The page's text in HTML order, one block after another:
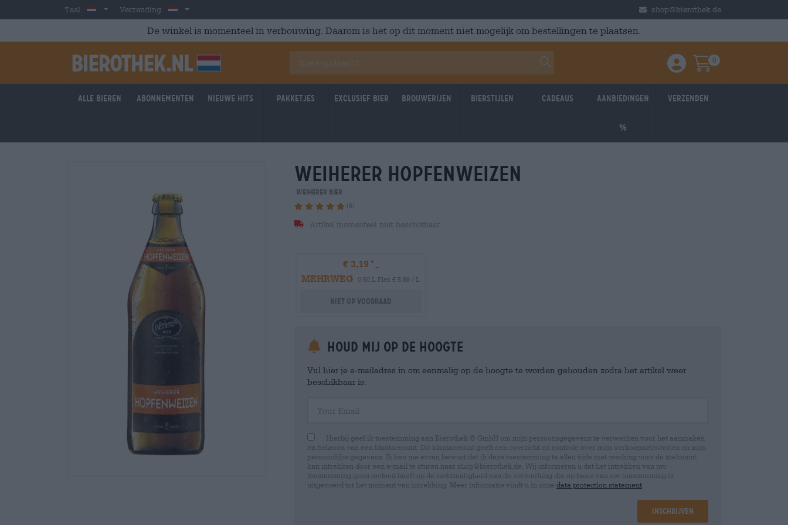
Skip to main content
Taal: DutchVerzending: Nederland shop@bierothek.de
De winkel is momenteel in verbouwing. Daarom is het op dit moment niet mogelijk om bestellingen te plaatsen.
Einloggen / Anmelden
Warenkorb
0
Alle bieren Abonnementen Nieuwe hits Pakketjes Exclusief Bier Brouwerijen Bierstijlen Cadeaus Aanbiedingen
%
Verzenden
weiherer hopfenweizen
Weiherer Bier
(6)
Artikel momenteel niet beschikbaar
€ 3,19
MEHRWEG
0,50 L Fles € 5,88 / L
Niet op voorraad
Houd mij op de hoogte
Vul hier je e-mailadres in om eenmalig op de hoogte te worden gehouden zodra het artikel weer
beschikbaar is.
Hierbij geef ik toestemming aan Bierothek ® GmbH om mijn persoonsgegevens te verwerken voor het aanmaken
en beheren van een klantaccount. Dit klantaccount geeft een overzicht en controle over mijn verkoopactiviteiten en mijn
persoonlijke gegevens. Ik ben me ervan bewust dat ik deze toestemming te allen tijde met werking voor de toekomst
kan intrekken door een e-mail te sturen naar shop@bierothek.de. Wij informeren u dat het intrekken van uw
toestemming geen invloed heeft op de rechtmatigheid van de verwerking die op basis van uw toestemming is
uitgevoerd tot het moment van intrekking. Meer informatie vindt u in onze data protection statement
Inschrijven